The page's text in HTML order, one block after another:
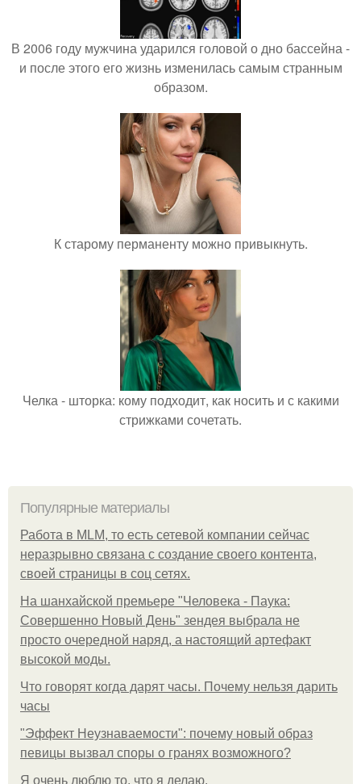
В 2006 году мужчина ударился головой о дно бассейна -
и после этого его жизнь изменилась самым странным
образом.
К старому перманенту можно привыкнуть.
Челка - шторка: кому подходит, как носить и с какими
стрижками сочетать.
Популярные материалы
Работа в MLM, то есть сетевой компании сейчас
неразрывно связана с создание своего контента,
своей страницы в соц сетях.
На шанхайской премьере "Человека - Паука:
Совершенно Новый День" зендея выбрала не
просто очередной наряд, а настоящий артефакт
высокой моды.
Что говорят когда дарят часы. Почему нельзя дарить
часы
"Эффект Неузнаваемости": почему новый образ
певицы вызвал споры о гранях возможного?
Я очень люблю то, что я делаю.